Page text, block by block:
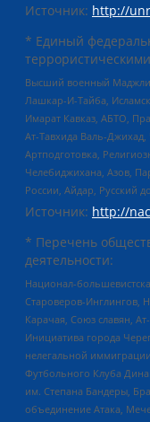
Источник: http://
* Единый
Высший военный
Лашкар-И-Тайба,
Имарат Кавказ, АБТО,
Ат-Тавхида Валь-
Артподготовка,
Челебиджихана, Азов,
России, Айдар, Русский
Источник: http://
* Перечень
деятельности:
Национал-
Староверов-Инглингов,
Карачая, Союз славян,
Инициатива города
нелегальной
Футбольного Клуба
им. Степана Бандеры,
объединение Атака,